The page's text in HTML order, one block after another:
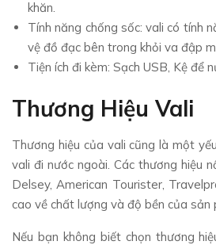
khăn.
Tính năng chống sốc: vali có tính
vệ đồ đạc bên trong khỏi va đập
Tiện ích đi kèm: Sạch USB, Kệ để
Thương Hiệu Vali
Thương hiệu của vali cũng là một
vali đi nước ngoài. Các thương hiệu
Delsey, American Tourister,
cao về chất lượng và độ bền của sản
Nếu bạn không biết chọn thương